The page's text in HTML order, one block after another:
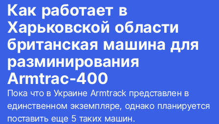
Как работает в
Харьковской области
британская машина для
разминирования
Armtrac-400
Пока что в Украине Armtrack представлен в
единственном экземпляре, однако планируется
поставить еще 5 таких машин.